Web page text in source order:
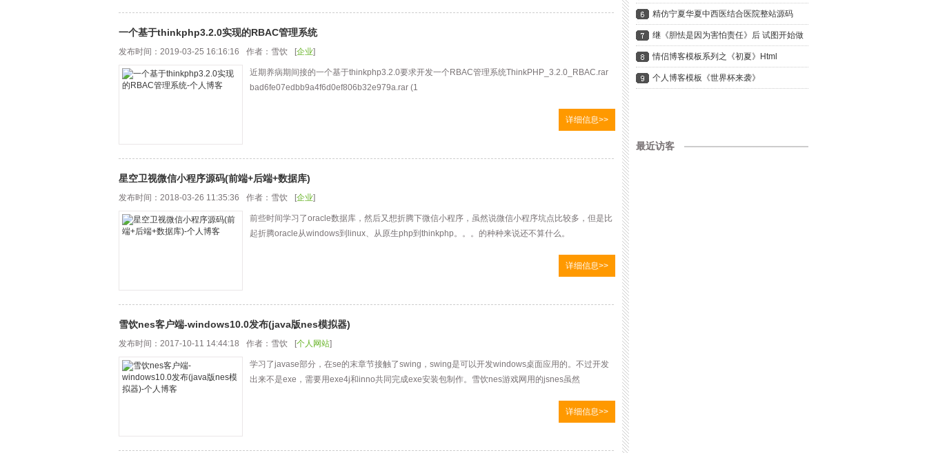
一个基于thinkphp3.2.0实现的RBAC管理系统
发布时间：2019-03-25 16:16:16 作者：雪饮 [企业]
近期养病期间接的一个基于thinkphp3.2.0要求开发一个RBAC管理系统ThinkPHP_3.2.0_RBAC.rar
bad6fe07edbb9a4f6d0ef806b32e979a.rar (1
详细信息>>
星空卫视微信小程序源码(前端+后端+数据库)
发布时间：2018-03-26 11:35:36 作者：雪饮 [企业]
前些时间学习了oracle数据库，然后又想折腾下微信小程序，虽然说微信小程序坑点比较多，但是比
起折腾oracle从windows到linux、从原生php到thinkphp。。。的种种来说还不算什么。
详细信息>>
雪饮nes客户端-windows10.0发布(java版nes模拟器)
发布时间：2017-10-11 14:44:18 作者：雪饮 [个人网站]
学习了javase部分，在se的末章节接触了swing，swing是可以开发windows桌面应用的。不过开发
出来不是exe，需要用exe4j和inno共同完成exe安装包制作。雪饮nes游戏网用的jsnes虽然
详细信息>>
精仿宁夏华夏中西医结合医院整站源码
继《胆怯是因为害怕责任》后 试图开始做
网站技术
情侣博客模板系列之《初夏》Html
个人博客模板《世界杯来袭》
最近访客